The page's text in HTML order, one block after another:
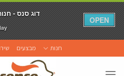
to
content
חנות מבצעים
דוג סנס -
OPEN
דוג סנס -
OPEN